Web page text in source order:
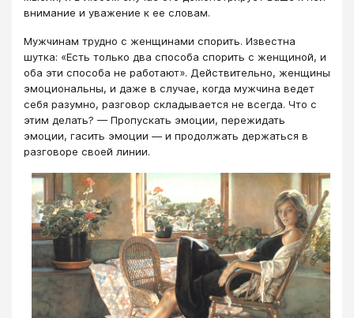
внимание и уважение к ее словам.
Мужчинам трудно с женщинами спорить. Известна
шутка: «Есть только два способа спорить с женщиной, и
оба эти способа не работают». Действительно, женщины
эмоциональны, и даже в случае, когда мужчина ведет
себя разумно, разговор складывается не всегда. Что с
этим делать? — Пропускать эмоции, пережидать
эмоции, гасить эмоции — и продолжать держаться в
разговоре своей линии.